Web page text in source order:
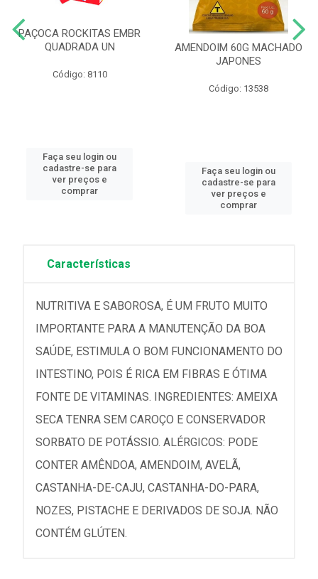
PAÇOCA ROCKITAS EMBR
QUADRADA UN
Código: 8110
Faça seu login ou
cadastre-se para
ver preços e
comprar
AMENDOIM 60G MACHADO
JAPONES
Código: 13538
Faça seu login ou
cadastre-se para
ver preços e
comprar
Características
NUTRITIVA E SABOROSA, É UM FRUTO MUITO
IMPORTANTE PARA A MANUTENÇÃO DA BOA
SAÚDE, ESTIMULA O BOM FUNCIONAMENTO DO
INTESTINO, POIS É RICA EM FIBRAS E ÓTIMA
FONTE DE VITAMINAS. INGREDIENTES: AMEIXA
SECA TENRA SEM CAROÇO E CONSERVADOR
SORBATO DE POTÁSSIO. ALÉRGICOS: PODE
CONTER AMÊNDOA, AMENDOIM, AVELÃ,
CASTANHA-DE-CAJU, CASTANHA-DO-PARA,
NOZES, PISTACHE E DERIVADOS DE SOJA. NÃO
CONTÉM GLÚTEN.